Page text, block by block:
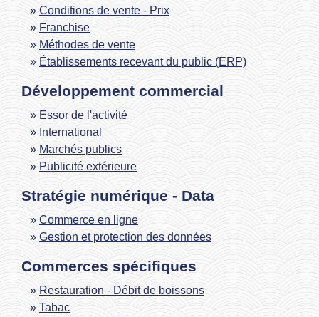
Conditions de vente - Prix
Franchise
Méthodes de vente
Établissements recevant du public (ERP)
Développement commercial
Essor de l'activité
International
Marchés publics
Publicité extérieure
Stratégie numérique - Data
Commerce en ligne
Gestion et protection des données
Commerces spécifiques
Restauration - Débit de boissons
Tabac